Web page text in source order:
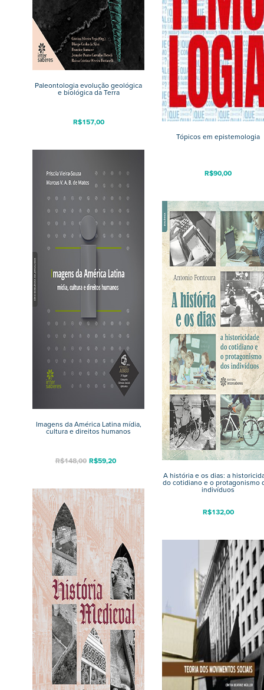
Paleontologia evolução geológica
e biológica da Terra
R$157,00
Tópicos em epistemologia
R$90,00
Imagens da América Latina mídia,
cultura e direitos humanos
R$148,00 R$59,20
A história e os dias: a
do cotidiano e o protagonismo
indivíduos
R$132,00